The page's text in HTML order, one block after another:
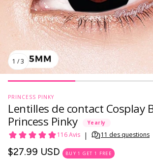
1 /3
PRINCESS PINKY
Lentilles de contact Cosplay
Princess Pinky
Yearly
Prix
$27.99 USD BUY 1 GET 1 FREE